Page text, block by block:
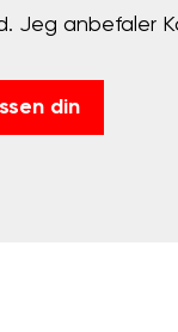
Jeg anbefaler
din